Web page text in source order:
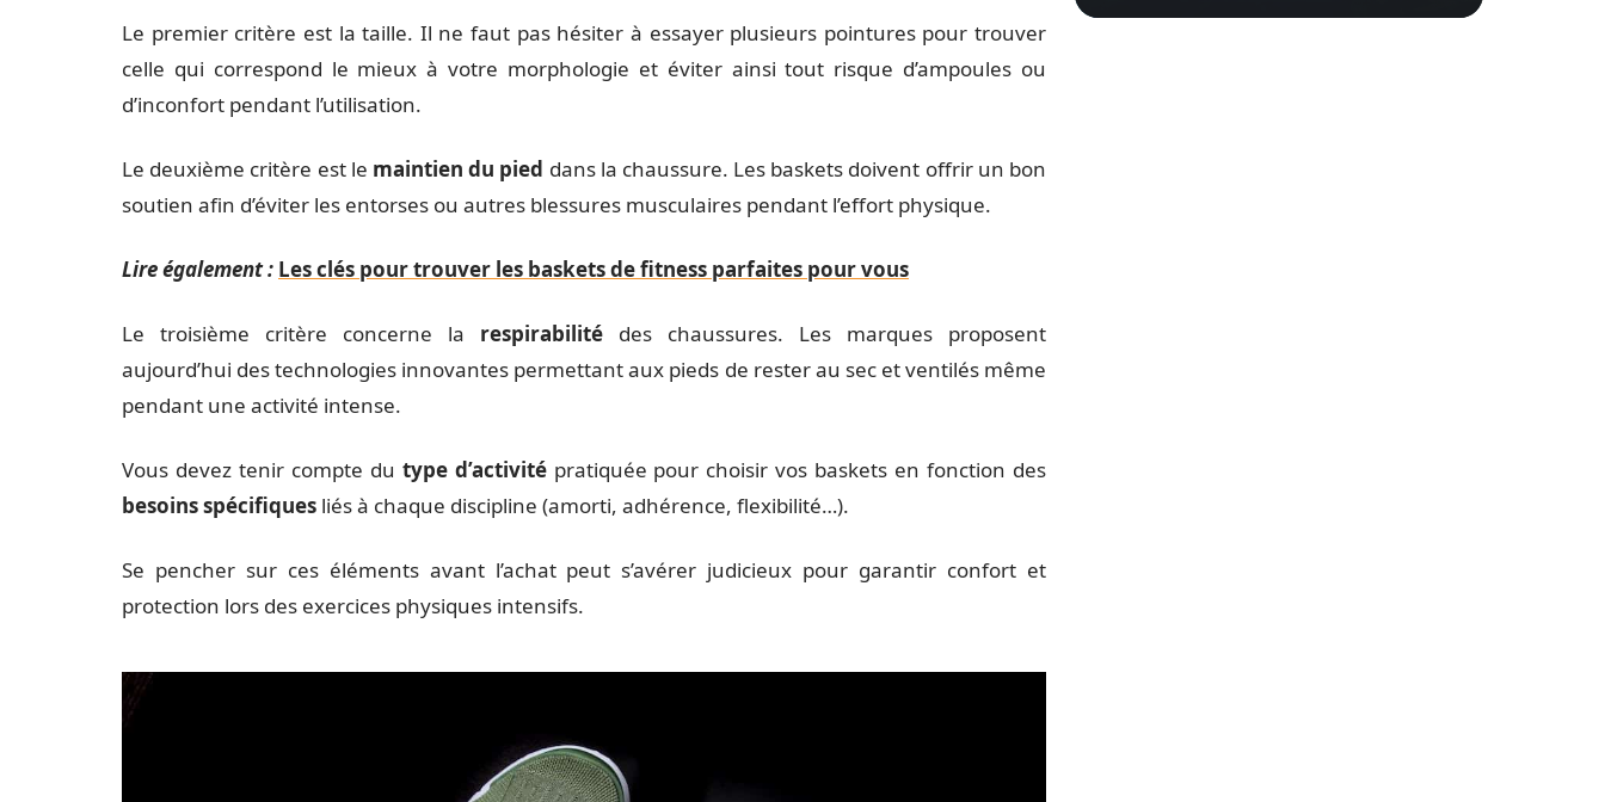
Le premier critère est la taille. Il ne faut pas hésiter à essayer plusieurs pointures pour trouver
celle qui correspond le mieux à votre morphologie et éviter ainsi tout risque d’ampoules ou
d’inconfort pendant l’utilisation.
Le deuxième critère est le maintien du pied dans la chaussure. Les baskets doivent offrir un bon
soutien afin d’éviter les entorses ou autres blessures musculaires pendant l’effort physique.
Lire également : Les clés pour trouver les baskets de fitness parfaites pour vous
Le troisième critère concerne la respirabilité des chaussures. Les marques proposent
aujourd’hui des technologies innovantes permettant aux pieds de rester au sec et ventilés même
pendant une activité intense.
Vous devez tenir compte du type d’activitépratiquée pour choisir vos baskets en fonction des
besoins spécifiques liés à chaque discipline (amorti, adhérence, flexibilité…).
Se pencher sur ces éléments avant l’achat peut s’avérer judicieux pour garantir confort et
protection lors des exercices physiques intensifs.